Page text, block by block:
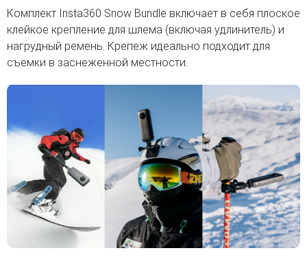
Комплект Insta360 Snow Bundle включает в себя плоское
клейкое крепление для шлема (включая удлинитель) и
нагрудный ремень. Крепеж идеально подходит для
съемки в заснеженной местности.